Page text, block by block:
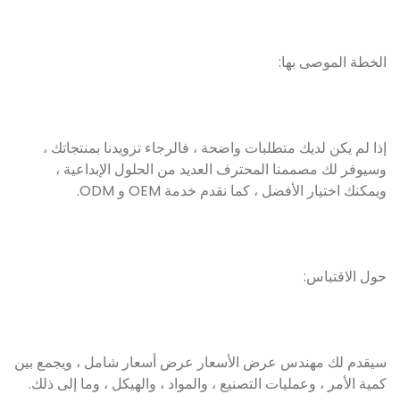
الخطة الموصى بها:
إذا لم يكن لديك متطلبات واضحة ، فالرجاء تزويدنا بمنتجاتك ،
وسيوفر لك مصممنا المحترف العديد من الحلول الإبداعية ،
ويمكنك اختيار الأفضل ، كما نقدم خدمة OEM و ODM.
حول الاقتباس:
سيقدم لك مهندس عرض الأسعار عرض أسعار شامل ، ويجمع بين
كمية الأمر ، وعمليات التصنيع ، والمواد ، والهيكل ، وما إلى ذلك.